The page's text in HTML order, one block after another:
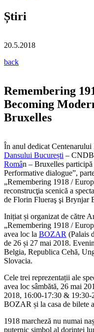
Știri
20.5.2018
back
Remembering
Becoming
Bruxelles
În anul dedicat
Dansului București –
Român – Bruxelles
Performative dialogue”,
„Remembering 1918 /
reconstrucţia scenică a
de Florin Flueraş şi Brynjar
Inițiat și organizat de către
„Remembering 1918 /
avea loc la BOZAR (Palais
de 26 și 27 mai 2018.
Belgia, Republica Cehă,
Slovacia.
Cele trei reprezentații ale
avea loc sâmbătă, 26 mai
2018, 16:00-17:30 & 19:30-
BOZAR și la casa de bilete
1918 marcheză nu numai
puternic simbol al dorinței